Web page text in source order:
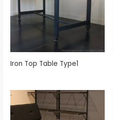
Iron Top Table Type1